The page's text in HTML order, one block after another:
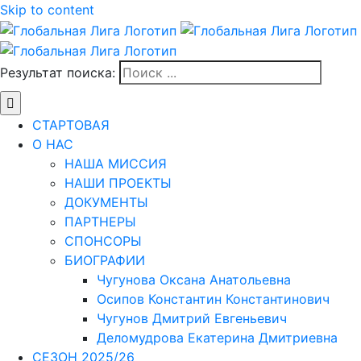
Skip to content
Результат поиска:
СТАРТОВАЯ
О НАС
НАША МИССИЯ
НАШИ ПРОЕКТЫ
ДОКУМЕНТЫ
ПАРТНЕРЫ
СПОНСОРЫ
БИОГРАФИИ
Чугунова Оксана Анатольевна
Осипов Константин Константинович
Чугунов Дмитрий Евгеньевич
Деломудрова Екатерина Дмитриевна
СЕЗОН 2025/26